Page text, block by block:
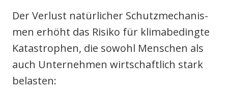
Der Ver­lust natür­li­cher Schutz­me­cha­nis­
men erhöht das Risi­ko für kli­ma­be­ding­te
Kata­stro­phen, die sowohl Men­schen als
auch Unter­neh­men wirt­schaft­lich stark
belas­ten: